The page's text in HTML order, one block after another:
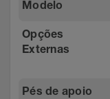
Modelo
Opções
Externas
Pés de apoio